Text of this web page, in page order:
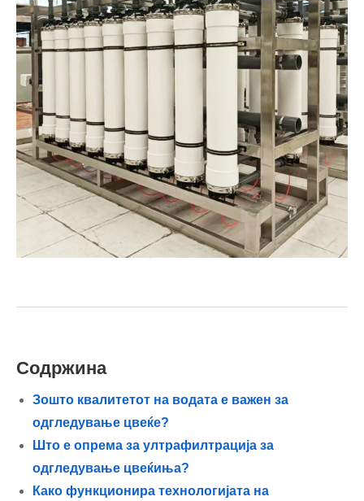
Содржина
Зошто квалитетот на водата е важен за
одгледување цвеќе?
Што е опрема за ултрафилтрација за
одгледување цвеќиња?
Како функционира технологијата на